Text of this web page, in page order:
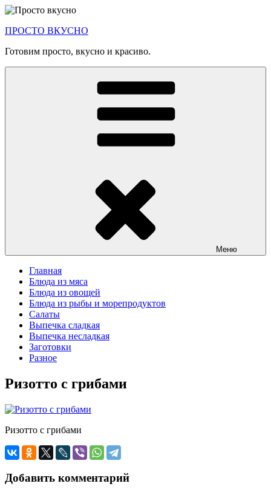
Перейти
содержимому
ПРОСТО ВКУСНО
Готовим просто, вкусно и красиво.
Меню
Главная
Блюда из мяса
Блюда из овощей
Блюда из рыбы и морепродуктов
Салаты
Выпечка сладкая
Выпечка несладкая
Заготовки
Разное
Ризотто с грибами
Ризотто с грибами
Добавить комментарий